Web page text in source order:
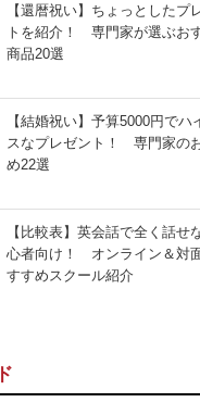
【還暦祝い】ちょっとしたプ
トを紹介！ 専門家が選ぶお
商品20選
【結婚祝い】予算5000円でハ
スなプレゼント！ 専門家の
め22選
【比較表】英会話で全く話せ
心者向け！ オンライン＆対
すすめスクール紹介